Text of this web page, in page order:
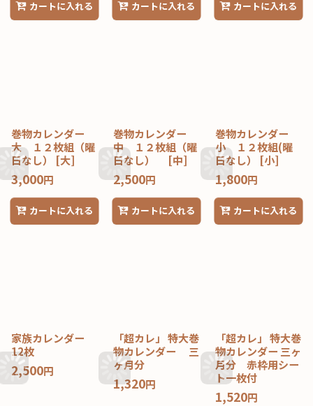
カートに入れる カートに入れる カートに入れる
巻物カレンダー
大 １２枚組（曜
日なし）
[大]
3,000円
カートに入れる
巻物カレンダー
中 １２枚組（曜
日なし）
[中]
2,500円
カートに入れる
巻物カレンダー
小 １２枚組(曜
日なし） [小]
1,800円
カートに入れる
家族カレンダー
12枚
2,500円
「超カレ」 特大巻
物カレンダー 三
ヶ月分
1,320円
「超カレ」 特大巻
物カレンダー 三ヶ
月分 赤枠用シー
ト一枚付
1,520円